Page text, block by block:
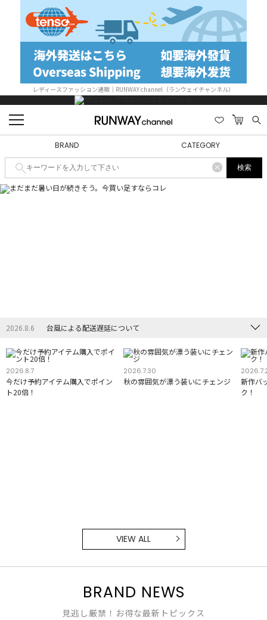
レディースファッション通販｜RUNWAY channel（ランウェイチャンネル）
BRAND CATEGORY
2026.8.6 台風による配送遅延について
2026.8.7
今だけ予約アイテム購入でポイン
ト20倍！
2026.7.30
秋の雰囲気が漂う装いにチェンジ
新作バ
ク！
VIEW ALL
BRAND NEWS
見逃し厳禁！お得な最新トピックス